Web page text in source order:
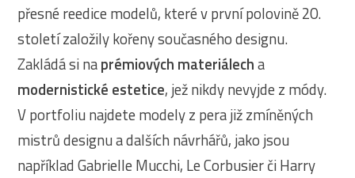
přesné reedice modelů, které v první polovině 20.
století založily kořeny současného designu.
Zakládá si naprémiových materiálecha
modernistické estetice, jež nikdy nevyjde z módy.
V portfoliu najdete modely z pera již zmíněných
mistrů designu a dalších návrhářů, jako jsou
například Gabrielle Mucchi, Le Corbusier či Harry